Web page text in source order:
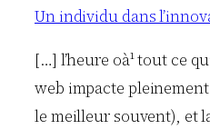
Un individu dans
[…] l’heure oà¹ tout ce
web impacte
le meilleur souvent), et